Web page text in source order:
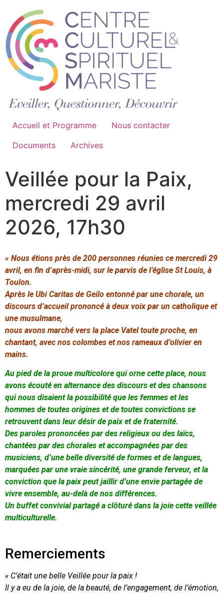
Accueil et Programme
Nous contacter
Documents
Archives
Veillée pour la Paix,
mercredi 29 avril
2026, 17h30
« Nous étions près de 200 personnes réunies ce mercredi 29
avril, en fin d’après-midi, sur le parvis de l’église St Louis, à
Toulon.
Après le Ubi Caritas de Geilo entonné par une chorale, un
discours d’accueilprononcé à deux voix par un catholique et
une musulmane,
nous avons marché vers la place Vatel toute proche, en
chantant, avec nos colombes et nos rameaux d’olivier en
mains.
Au pied de la proue multicolore qui orne cette place, nous
avons écouté en alternance des discours et des chansons
qui nous disaient la possibilité que les femmes et les
hommes de toutes origines et de toutes convictions se
retrouvent dans leur désir de paix et de fraternité.
Des paroles prononcées par des religieux ou des laïcs,
chantées par des chorales et accompagnées par des
musiciens, d’une belle diversité de formes et de langues,
marquées par une vraie sincérité, une grande ferveur, et la
conviction que la paix peut jaillir d’une envie partagée de
vivre ensemble, au-delà de nos différences.
Un buffet convivial partagé a clôturé dans la joie cette veillée
multiculturelle.
Remerciements
« C’était une belle Veillée pour la paix !
Il y a eu de la joie, de la beauté, de l’engagement, de l’émotion,